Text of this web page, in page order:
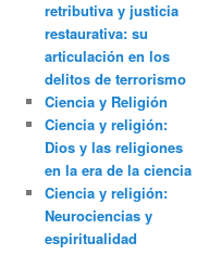
retributiva y justicia
restaurativa: su
articulación en los
delitos de terrorismo
Ciencia y Religión
Ciencia y religión:
Dios y las religiones
en la era de la ciencia
Ciencia y religión:
Neurociencias y
espiritualidad